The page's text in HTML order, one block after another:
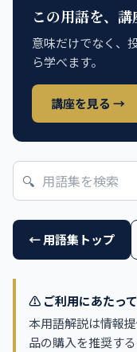
この用語を、
意味だけでなく、
ら学べます。
講座を見る →
🔍
← 用語集トップ
⚠️ ご利用にあたって
本用語解説は情報
品の購入を推奨す